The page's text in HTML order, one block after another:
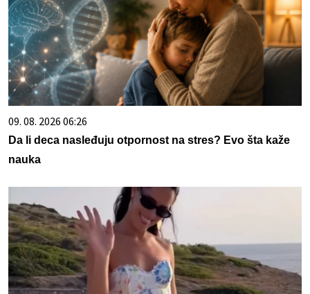
09. 08. 2026 06:26
Da li deca nasleđuju otpornost na stres? Evo šta kaže
nauka